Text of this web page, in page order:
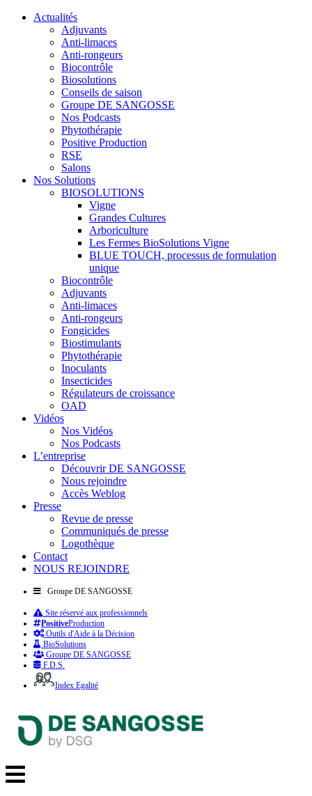
Actualités
Adjuvants
Anti-limaces
Anti-rongeurs
Biocontrôle
Biosolutions
Conseils de saison
Groupe DE SANGOSSE
Nos Podcasts
Phytothérapie
Positive Production
RSE
Salons
Nos Solutions
BIOSOLUTIONS
Vigne
Grandes Cultures
Arboriculture
Les Fermes BioSolutions Vigne
BLUE TOUCH, processus de formulation
unique
Biocontrôle
Adjuvants
Anti-limaces
Anti-rongeurs
Fongicides
Biostimulants
Phytothérapie
Inoculants
Insecticides
Régulateurs de croissance
OAD
Vidéos
Nos Vidéos
Nos Podcasts
L’entreprise
Découvrir DE SANGOSSE
Nous rejoindre
Accès Weblog
Presse
Revue de presse
Communiqués de presse
Logothèque
Contact
NOUS REJOINDRE
Groupe DE SANGOSSE
Site réservé aux professionnels
PositiveProduction
Outils d'Aide à la Décision
BioSolutions
Groupe DE SANGOSSE
F.D.S.
Index Egalité